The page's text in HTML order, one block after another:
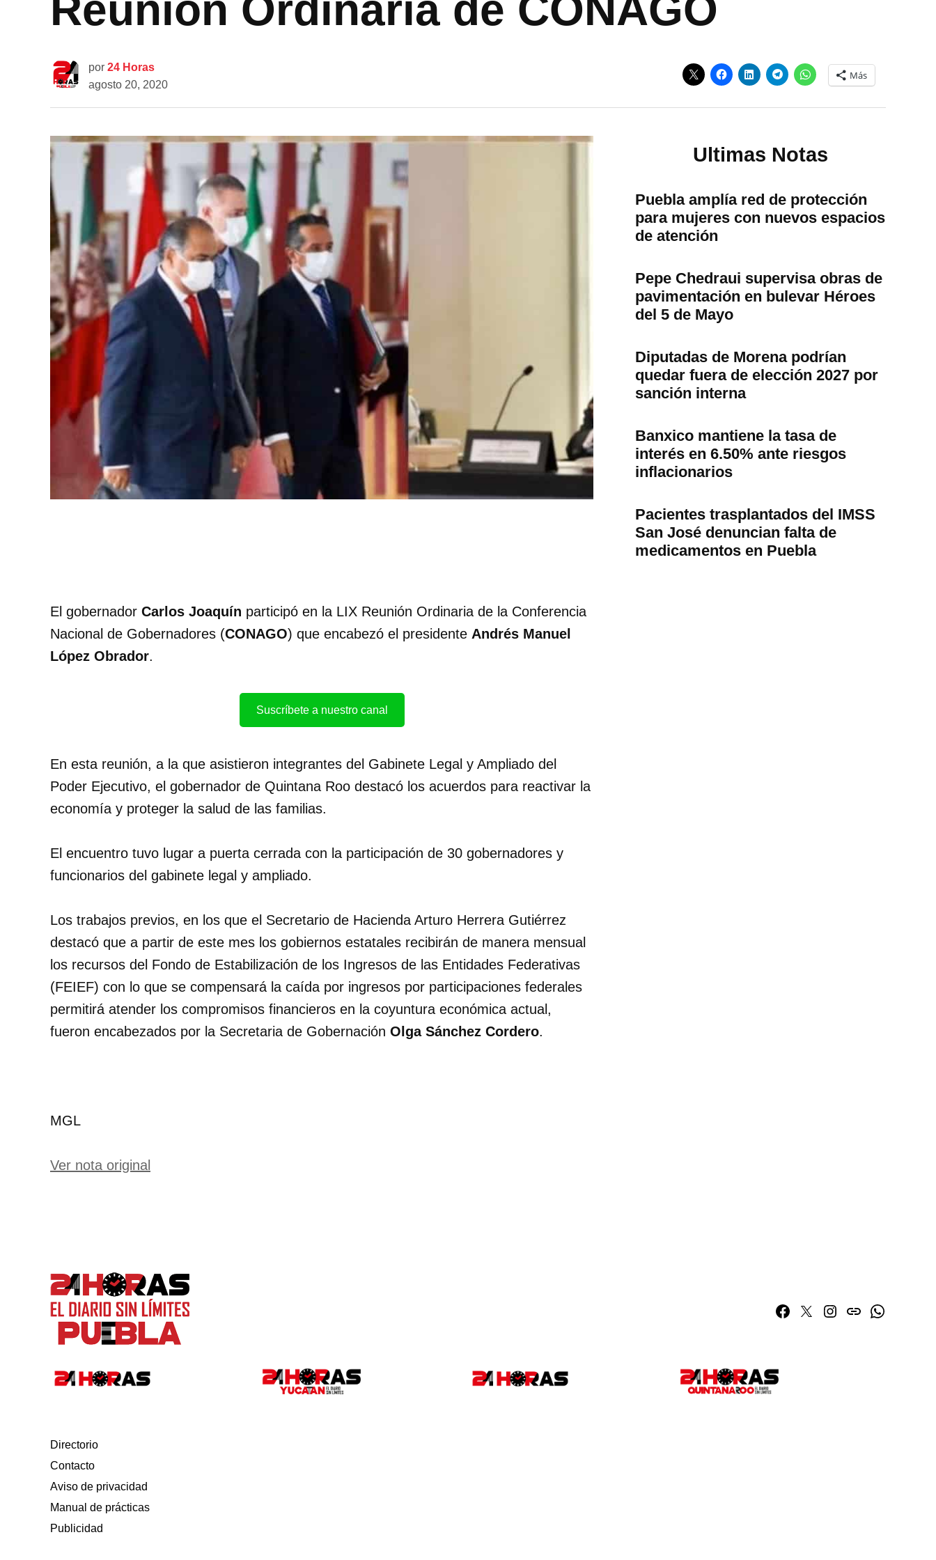
por 24 Horas
agosto 20, 2020
Más
El gobernador Carlos Joaquín participó en la LIX Reunión Ordinaria de la Conferencia
Nacional de Gobernadores (CONAGO) que encabezó el presidente Andrés Manuel
López Obrador.
Suscríbete a nuestro canal
En esta reunión, a la que asistieron integrantes del Gabinete Legal y Ampliado del
Poder Ejecutivo, el gobernador de Quintana Roo destacó los acuerdos para reactivar la
economía y proteger la salud de las familias.
El encuentro tuvo lugar a puerta cerrada con la participación de 30 gobernadores y
funcionarios del gabinete legal y ampliado.
Los trabajos previos, en los que el Secretario de Hacienda Arturo Herrera Gutiérrez
destacó que a partir de este mes los gobiernos estatales recibirán de manera mensual
los recursos del Fondo de Estabilización de los Ingresos de las Entidades Federativas
(FEIEF) con lo que se compensará la caída por ingresos por participaciones federales
permitirá atender los compromisos financieros en la coyuntura económica actual,
fueron encabezados por la Secretaria de Gobernación Olga Sánchez Cordero.
MGL
Ver nota original
Ultimas Notas
Puebla amplía red de protección
para mujeres con nuevos espacios
de atención
Pepe Chedraui supervisa obras de
pavimentación en bulevar Héroes
del 5 de Mayo
Diputadas de Morena podrían
quedar fuera de elección 2027 por
sanción interna
Banxico mantiene la tasa de
interés en 6.50% ante riesgos
inflacionarios
Pacientes trasplantados del IMSS
San José denuncian falta de
medicamentos en Puebla
Facebook
TwitterInstagram
issuuWhatsapp
Directorio
Contacto
Aviso de privacidad
Manual de prácticas
Publicidad